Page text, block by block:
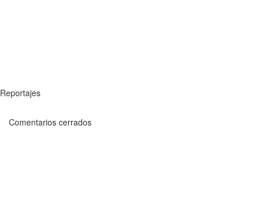
Reportajes
Comentarios cerrados